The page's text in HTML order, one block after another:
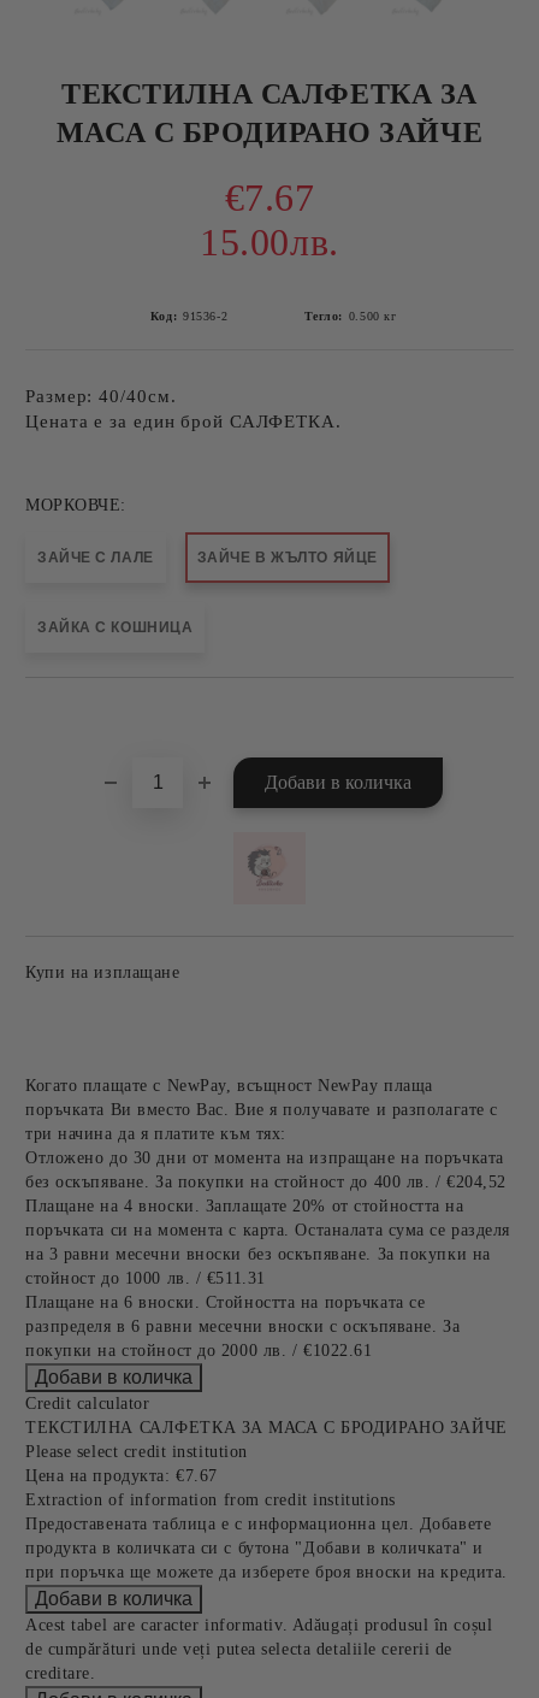
ТЕКСТИЛНА САЛФЕТКА ЗА
МАСА С БРОДИРАНО ЗАЙЧЕ
€7.67
15.00лв.
Код: 91536-2 Тегло: 0.500 кг
Размер: 40/40см.
Цената е за един брой САЛФЕТКА.
МОРКОВЧЕ:
ЗАЙЧЕ С ЛАЛЕ ЗАЙЧЕ В ЖЪЛТО ЯЙЦЕ
ЗАЙКА С КОШНИЦА
Купи на изплащане
Когато плащате с NewPay, всъщност NewPay плаща
поръчката Ви вместо Вас. Вие я получавате и разполагате с
три начина да я платите към тях:
Отложено до 30 дни от момента на изпращане на поръчката
без оскъпяване. За покупки на стойност до 400 лв. / €204,52
Плащане на 4 вноски. Заплащате 20% от стойността на
поръчката си на момента с карта. Останалата сума се разделя
на 3 равни месечни вноски без оскъпяване. За покупки на
стойност до 1000 лв. / €511.31
Плащане на 6 вноски. Стойността на поръчката се
разпределя в 6 равни месечни вноски с оскъпяване. За
покупки на стойност до 2000 лв. / €1022.61
Credit calculator
ТЕКСТИЛНА САЛФЕТКА ЗА МАСА С БРОДИРАНО ЗАЙЧЕ
Please select credit institution
Цена на продукта: €7.67
Extraction of information from credit institutions
Предоставената таблица е с информационна цел. Добавете
продукта в количката си с бутона "Добави в количката" и
при поръчка ще можете да изберете броя вноски на кредита.
Acest tabel are caracter informativ. Adăugați produsul în coșul
de cumpărături unde veți putea selecta detaliile cererii de
creditare.